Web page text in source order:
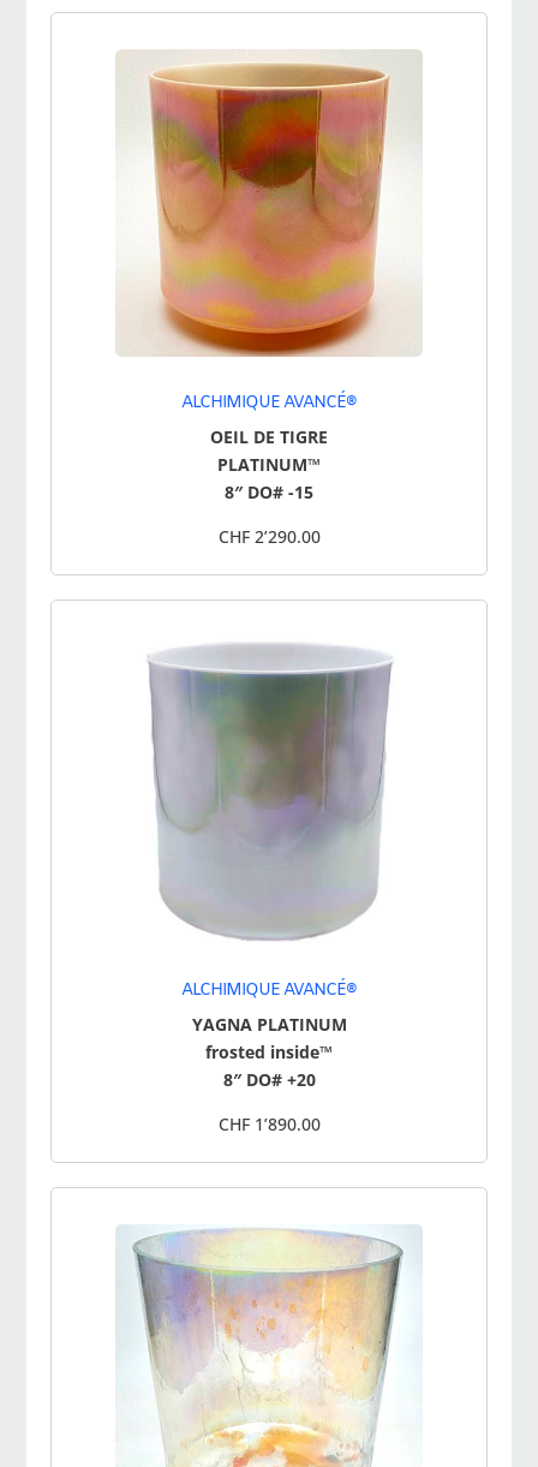
ALCHIMIQUE AVANCÉ®
OEIL DE TIGRE
PLATINUM™
8″ DO# -15
CHF 2’290.00
ALCHIMIQUE AVANCÉ®
YAGNA PLATINUM
frosted inside™
8″ DO# +20
CHF 1’890.00